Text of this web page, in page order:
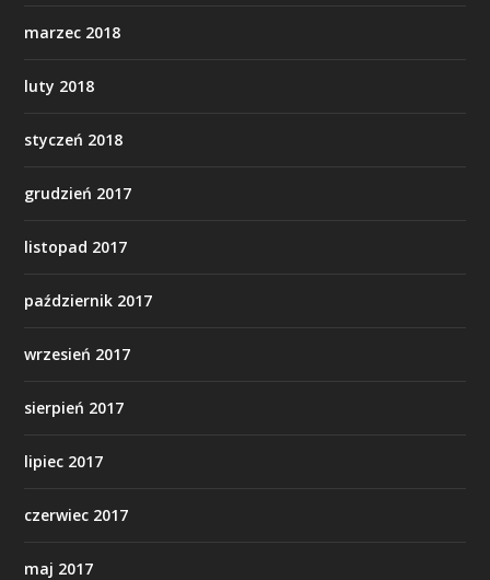
marzec 2018
luty 2018
styczeń 2018
grudzień 2017
listopad 2017
październik 2017
wrzesień 2017
sierpień 2017
lipiec 2017
czerwiec 2017
maj 2017